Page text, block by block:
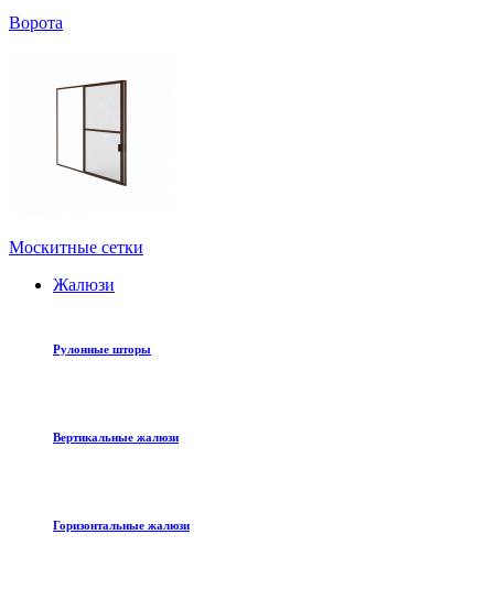
Ворота
Москитные сетки
Жалюзи
Рулонные шторы
Вертикальные жалюзи
Горизонтальные жалюзи